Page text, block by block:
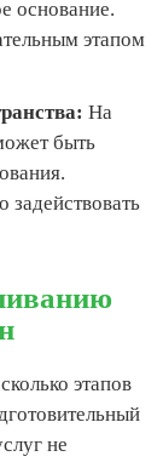
основание.
этапом
На
быть
задействовать
этапов
не